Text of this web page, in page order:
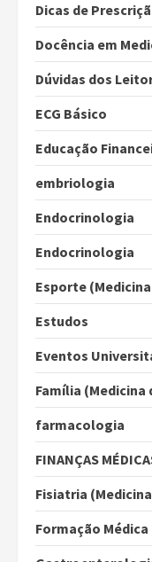
Dicas de
Docência em
Dúvidas dos
ECG Básico
Educação
embriologia
Endocrinologia
Endocrinologia
Esporte
Estudos
Eventos
Família (Medicina
farmacologia
FINANÇAS
Fisiatria
Formação Médica